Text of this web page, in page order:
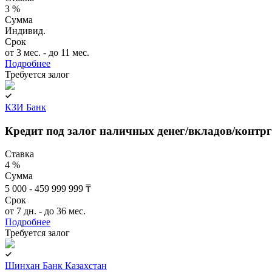
3 %
Сумма
Индивид.
Срок
от 3 мес. - до 11 мес.
Подробнее
Требуется залог
КЗИ Банк
Кредит под залог наличных денег/вкладов/
Ставка
4 %
Сумма
5 000 - 459 999 999 ₸
Срок
от 7 дн. - до 36 мес.
Подробнее
Требуется залог
Шинхан Банк Казахстан